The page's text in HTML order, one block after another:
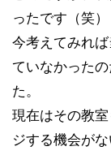
ったです（笑）
今考えてみれ
ていなかった
た。
現在はその教
ジする機会がな